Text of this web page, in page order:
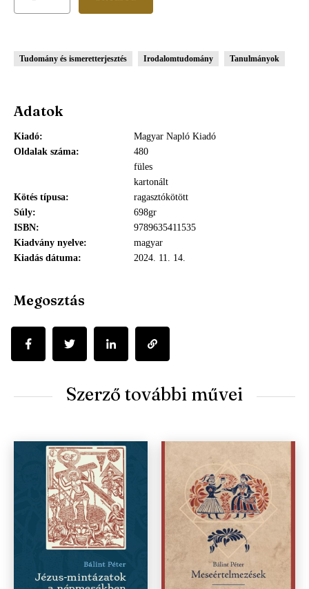
Tudomány és ismeretterjesztés Irodalomtudomány Tanulmányok
Szerző további művei
Adatok
Kiadó
Magyar Napló Kiadó
Oldalak száma
480
Kötés típusa
füles
kartonált
ragasztókötött
Súly
698gr
ISBN
9789635411535
Kiadvány nyelve
magyar
Kiadás dátuma
2024. 11. 14.
Megosztás